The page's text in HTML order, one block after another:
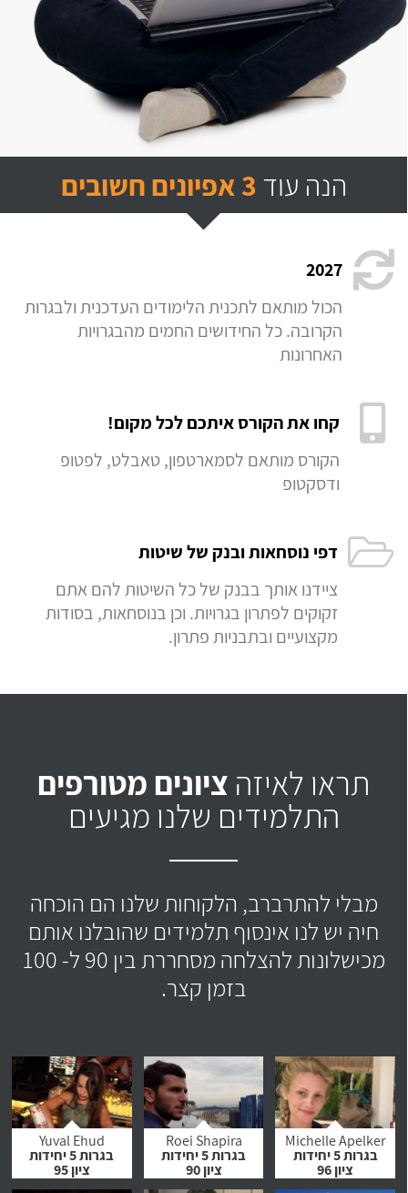
הנה עוד 3 אפיונים חשובים
2027
הכול מותאם לתכנית הלימודים העדכנית ולבגרות
הקרובה. כל החידושים החמים מהבגרויות
האחרונות
קחו את הקורס איתכם לכל מקום!
הקורס מותאם לסמארטפון, טאבלט, לפטופ
ודסקטופ
דפי נוסחאות ובנק של שיטות
ציידנו אותך בבנק של כל השיטות להם אתם
זקוקים לפתרון בגרויות. וכן בנוסחאות, בסודות
מקצועיים ובתבניות פתרון.
תראו לאיזה ציונים מטורפים
התלמידים שלנו מגיעים
מבלי להתרברב, הלקוחות שלנו הם הוכחה
חיה יש לנו אינסוף תלמידים שהובלנו אותם
מכישלונות להצלחה מסחררת בין 90 ל- 100
בזמן קצר.
Michelle Apelker
בגרות 5 יחידות
ציון 96
Roei Shapira
בגרות 5 יחידות
ציון 90
Yuval Ehud
בגרות 5 יחידות
ציון 95